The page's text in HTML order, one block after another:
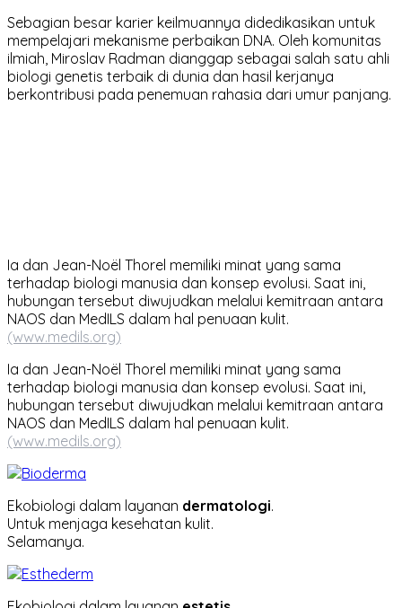
Sebagian besar karier keilmuannya didedikasikan untuk
mempelajari mekanisme perbaikan DNA. Oleh komunitas
ilmiah, Miroslav Radman dianggap sebagai salah satu ahli
biologi genetis terbaik di dunia dan hasil kerjanya
berkontribusi pada penemuan rahasia dari umur panjang.
Ia dan Jean-Noël Thorel memiliki minat yang sama
terhadap biologi manusia dan konsep evolusi. Saat ini,
hubungan tersebut diwujudkan melalui kemitraan antara
NAOS dan MedILS dalam hal penuaan kulit.
(www.medils.org)
Ia dan Jean-Noël Thorel memiliki minat yang sama
terhadap biologi manusia dan konsep evolusi. Saat ini,
hubungan tersebut diwujudkan melalui kemitraan antara
NAOS dan MedILS dalam hal penuaan kulit.
(www.medils.org)
Ekobiologi dalam layanan dermatologi.
Untuk menjaga kesehatan kulit.
Selamanya.